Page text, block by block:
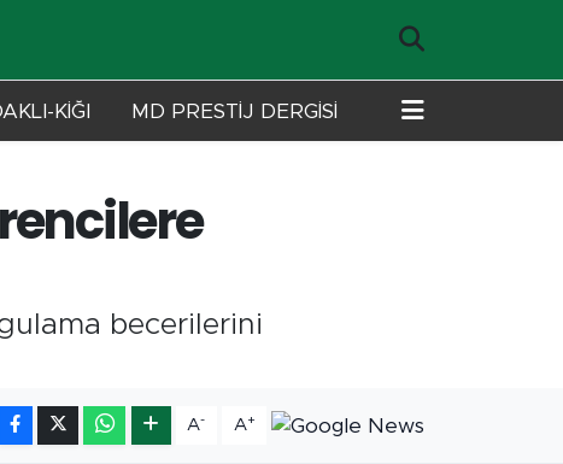
KİĞI MD PRESTİJ DERGİSİ
becerilerini
A- A+